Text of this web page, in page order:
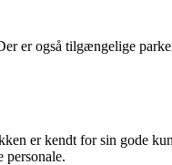
er også tilgængelige
er kendt for sin gode
personale.